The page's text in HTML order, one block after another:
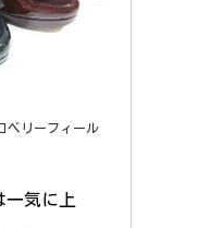
ロベリーフィール
一気に上